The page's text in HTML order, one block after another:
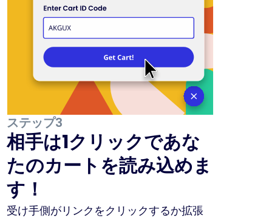
ステップ3
相手は1クリックであな
たのカートを読み込めま
す！
受け手側がリンクをクリックするか拡張